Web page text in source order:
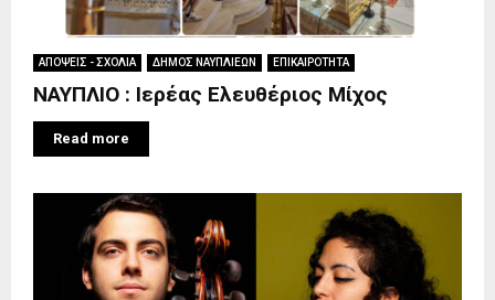
ΑΠΟΨΕΙΣ - ΣΧΟΛΙΑ ΔΗΜΟΣ ΝΑΥΠΛΙΕΩΝ ΕΠΙΚΑΙΡΟΤΗΤΑ
ΝΑΥΠΛΙΟ : Ιερέας Ελευθέριος Μίχος
Read more